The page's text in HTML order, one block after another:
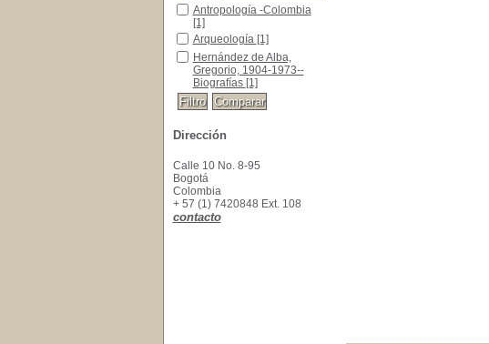
Antropología -Colombia
Antropología -Colombia
[1]
Arqueología
Arqueología [1]
Hernández de Alba, Gregorio, 1904-1973--Biografías
Hernández de Alba,
Gregorio, 1904-1973--
Biografías [1]
Dirección
Calle 10 No. 8-95
Bogotá
Colombia
+ 57 (1) 7420848 Ext. 108
contacto